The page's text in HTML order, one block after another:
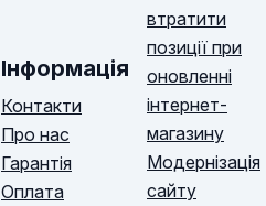
Інформація
Контакти
Про нас
Гарантія
Оплата
втратити
позиції при
оновленні
інтернет-
магазину
Модернізація
сайту